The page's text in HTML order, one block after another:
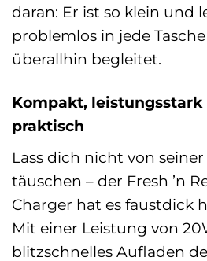
daran: Er ist so klein und
problemlos in jede
überallhin begleitet.
Kompakt,
praktisch
Lass dich nicht von
täuschen – der Fresh ’n
Charger hat es faustdick
Mit einer Leistung von
blitzschnelles Aufladen